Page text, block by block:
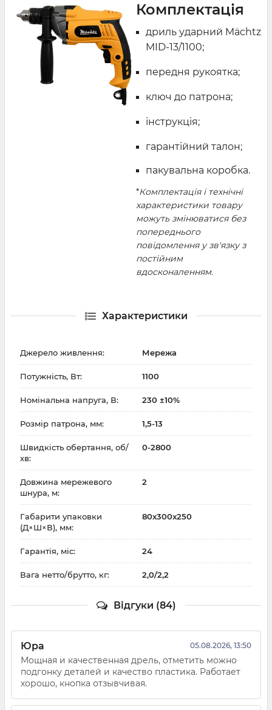
Комплектація
дриль ударний Mächtz
MID-13/1100;
передня рукоятка;
ключ до патрона;
інструкція;
гарантійний талон;
пакувальна коробка.
*Комплектація і технічні
характеристики товару
можуть змінюватися без
попереднього
повідомлення у зв'язку з
постійним
вдосконаленням.
Характеристики
Джерело живлення: Мережа
Потужність, Вт: 1100
Номінальна напруга, В: 230 ±10%
Розмір патрона, мм: 1,5-13
Швидкість обертання, об/
хв:
0-2800
Довжина мережевого
шнура, м:
2
Габарити упаковки
(Д×Ш×В), мм:
80x300x250
Гарантія, міс: 24
Вага нетто/брутто, кг: 2,0/2,2
Відгуки (84)
Юра 05.08.2026, 13:50
Мощная и качественная дрель, отметить можно
подгонку деталей и качество пластика. Работает
хорошо, кнопка отзывчивая.